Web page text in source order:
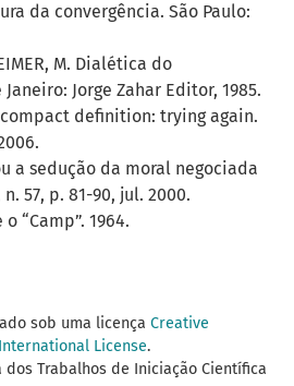
da convergência. São Paulo:
M. Dialética do
Jorge Zahar Editor, 1985.
compact definition: trying again.
a sedução da moral negociada
n. 57, p. 81-90, jul. 2000.
“Camp”. 1964.
sob uma licença Creative
License.
dos Trabalhos de Iniciação Científica